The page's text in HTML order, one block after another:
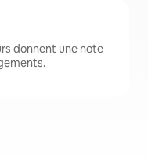
donnent une note